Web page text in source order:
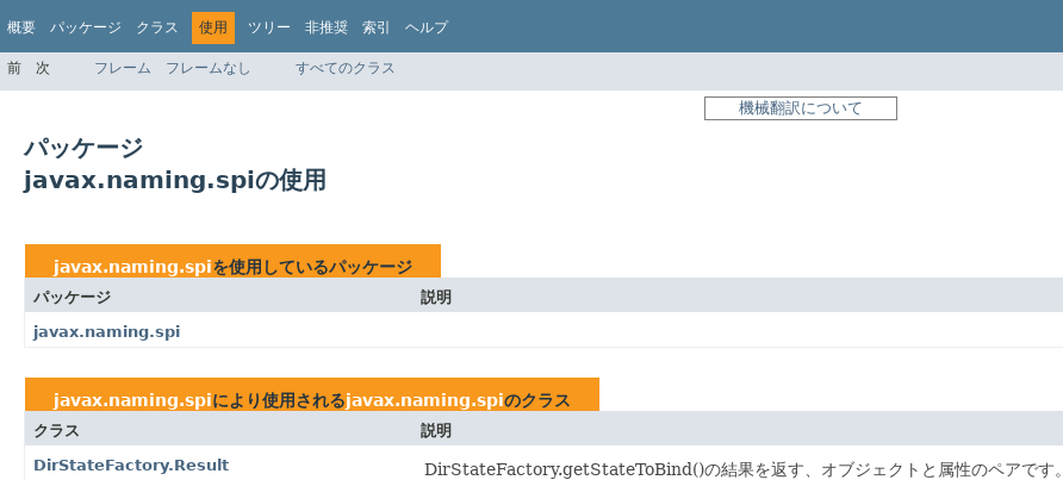
概要 パッケージ クラス 使用 ツリー 非推奨 索引 ヘルプ
前 次 フレーム フレームなし すべてのクラス
機械翻訳について
パッケージ
javax.naming.spiの使用
javax.naming.spiを使用しているパッケージ
パッケージ
説明
javax.naming.spi
javax.naming.spiにより使用されるjavax.naming.spiのクラス
クラス
説明
DirStateFactory.Result
DirStateFactory.getStateToBind()の結果を返す、オブジェクトと属性のペアです。